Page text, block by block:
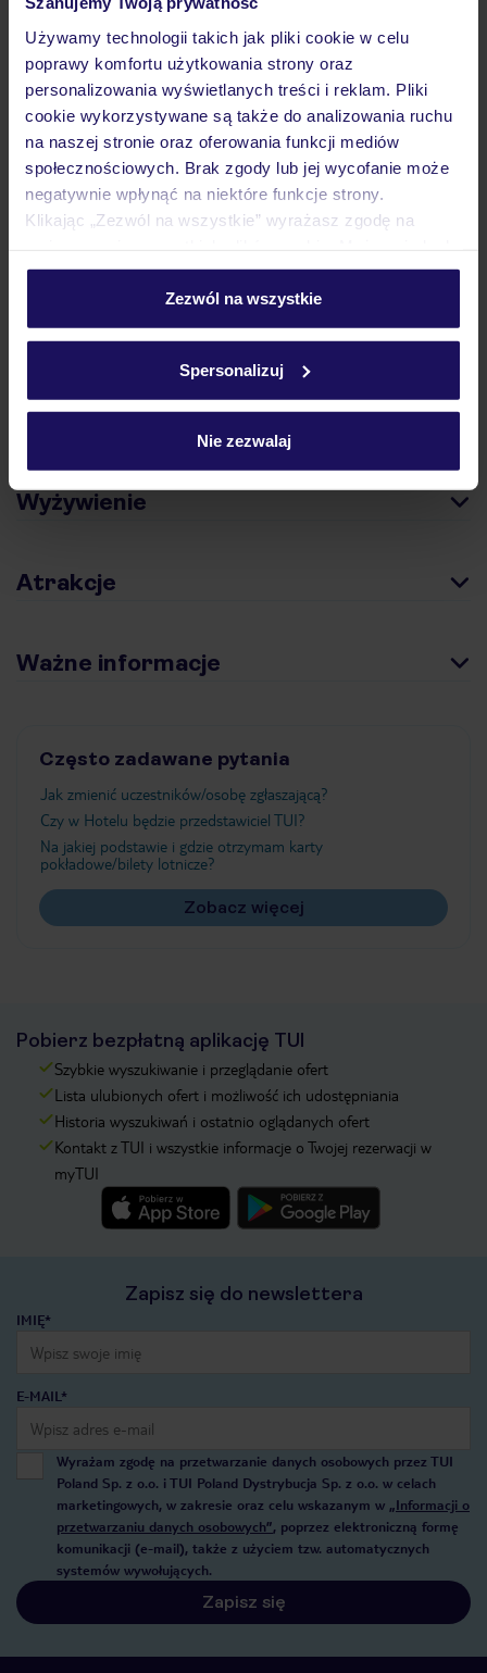
Używamy technologii takich jak pliki cookie w celu
poprawy komfortu użytkowania strony oraz
personalizowania wyświetlanych treści i reklam. Pliki
cookie wykorzystywane są także do analizowania ruchu
na naszej stronie oraz oferowania funkcji mediów
społecznościowych. Brak zgody lub jej wycofanie może
negatywnie wpłynąć na niektóre funkcje strony.
Klikając „Zezwól na wszystkie” wyrażasz zgodę na
personalizować swój wybór wchodząc w zakładkę
Szczegółowe informacje o plikach cookie znajdziesz
Zezwól na wszystkie
Spersonalizuj
Nie zezwalaj
Lider niskich cen
Największe biuro
podróży w Polsce
30 lat w
Opinie
Pokoje
Wyżywienie
Atrakcje
Ważne informacje
Często zadawane pytania
Jak zmienić uczestników/osobę zgłaszającą?
Czy w Hotelu będzie przedstawiciel TUI?
Na jakiej podstawie i gdzie otrzymam karty
pokładowe/bilety lotnicze?
Zobacz więcej
Pobierz bezpłatną aplikację TUI
Szybkie wyszukiwanie i przeglądanie ofert
Lista ulubionych ofert i możliwość ich udostępniania
Historia wyszukiwań i ostatnio oglądanych ofert
Kontakt z TUI i wszystkie informacje o Twojej rezerwacji w
myTUI
Zapisz się do newslettera
IMIĘ*
E-MAIL*
Wyrażam zgodę na przetwarzanie danych osobowych przez TUI
Poland Sp. z o.o. i TUI Poland Dystrybucja Sp. z o.o. w celach
marketingowych, w zakresie oraz celu wskazanym w „Informacji o
przetwarzaniu danych osobowych”, poprzez elektroniczną formę
komunikacji (e-mail), także z użyciem tzw. automatycznych
systemów wywołujących.
Zapisz się